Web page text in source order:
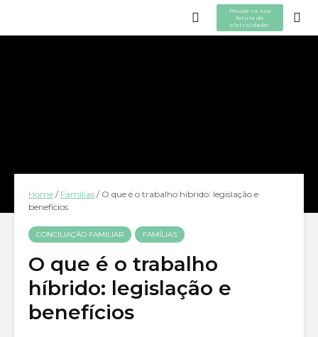
Poupe na sua
fatura de
eletricidade!
Home / Famílias / O que é o trabalho híbrido: legislação e
benefícios
CONCILIAÇÃO FAMILIAR FAMÍLIAS
O que é o trabalho
híbrido: legislação e
benefícios